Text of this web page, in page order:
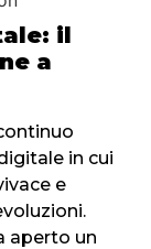
il
a
in cui
e
aperto un